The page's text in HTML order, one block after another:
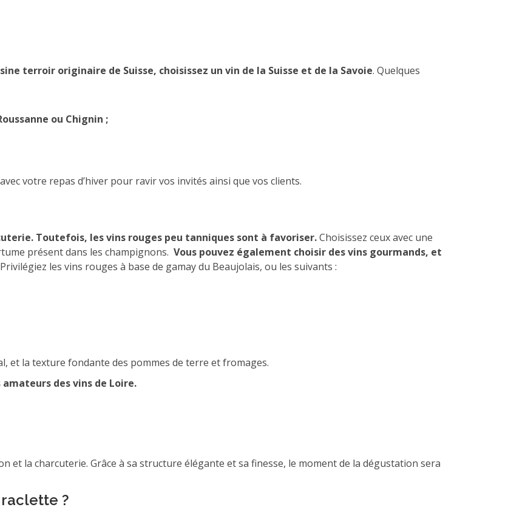
terroir originaire de Suisse, choisissez un vin de la Suisse et de la Savoie. Quelques
ou Chignin ;
votre repas d’hiver pour ravir vos invités ainsi que vos clients.
Toutefois, les vins rouges peu tanniques sont à favoriser.Choisissez ceux avec une
présent dans les champignons. Vous pouvez également choisir des vins gourmands, et
Privilégiez les vins rouges à base de gamay du Beaujolais, ou les suivants :
et la texture fondante des pommes de terre et fromages.
des vins de Loire.
et la charcuterie. Grâce à sa structure élégante et sa finesse, le moment de la dégustation sera
?